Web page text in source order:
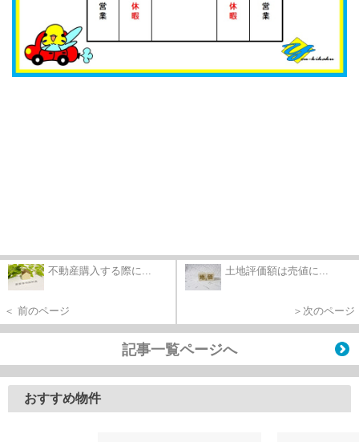
不動産購入する際に...
＜ 前のページ
土地評価額は売値に...
＞次のページ
記事一覧ページへ
おすすめ物件